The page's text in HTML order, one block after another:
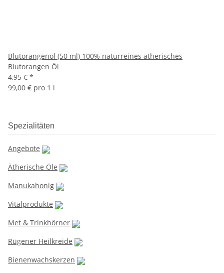
Blutorangenöl (50 ml) 100% naturreines ätherisches
Blutorangen Öl
4,95 € *
99,00 € pro 1 l
Spezialitäten
Angebote
Ätherische Öle
Manukahonig
Vitalprodukte
Met & Trinkhörner
Rügener Heilkreide
Bienenwachskerzen